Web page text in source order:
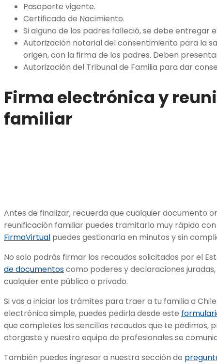
Pasaporte vigente.
Certificado de Nacimiento.
Si alguno de los padres falleció, se debe entregar
Autorización notarial del consentimiento para la
origen, con la firma de los padres. Deben
Autorización del Tribunal de Familia para dar
Firma electrónica y
familiar
Antes de finalizar, recuerda que cualquier documento
reunificación familiar puedes tramitarlo muy rápido
FirmaVirtual puedes gestionarla en minutos y sin
No solo podrás firmar los recaudos solicitados por el
de documentoscomo poderes y declaraciones
cualquier ente público o privado.
Si vas a iniciar los trámites para traer a tu familia a
electrónica simple, puedes pedirla desde este
que completes los sencillos recaudos que te pedimos,
otorgaste y nuestro equipo de profesionales se
También puedes ingresar a nuestra sección de